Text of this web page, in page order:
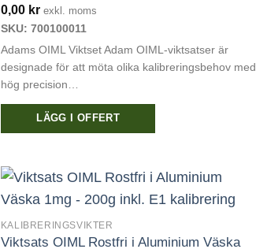
alternativen
kan
väljas
på
produktsidan
0,00 kr exkl. moms
SKU: 700100011
Adams OIML Viktset Adam OIML-viktsatser är
designade för att möta olika kalibreringsbehov med
hög precision…
LÄGG I OFFERT
KALIBRERINGSVIKTER
Viktsats OIML Rostfri i Aluminium Väska